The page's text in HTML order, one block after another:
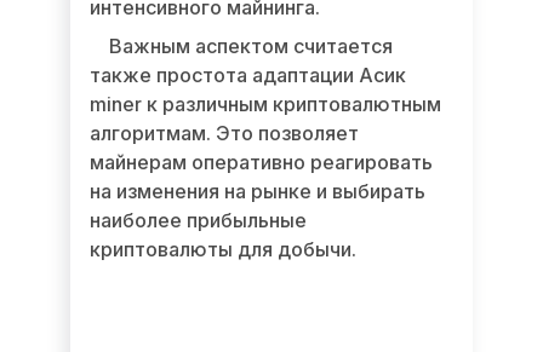
интенсивного майнинга.
Важным аспектом считается
также простота адаптации Асик
miner к различным криптовалютным
алгоритмам. Это позволяет
майнерам оперативно реагировать
на изменения на рынке и выбирать
наиболее прибыльные
криптовалюты для добычи.